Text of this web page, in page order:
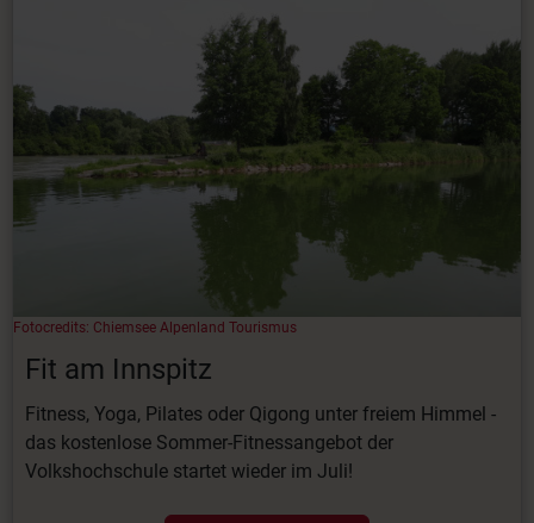
Fotocredits: Chiemsee Alpenland Tourismus
Fit am Innspitz
Fitness, Yoga, Pilates oder Qigong unter freiem Himmel -
das kostenlose Sommer-Fitnessangebot der
Volkshochschule startet wieder im Juli!